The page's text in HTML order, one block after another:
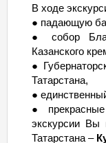
В ходе
● падающую
● собор
Казанского
●
Татарстана,
●
●
экскурсии Вы
Татарстана –